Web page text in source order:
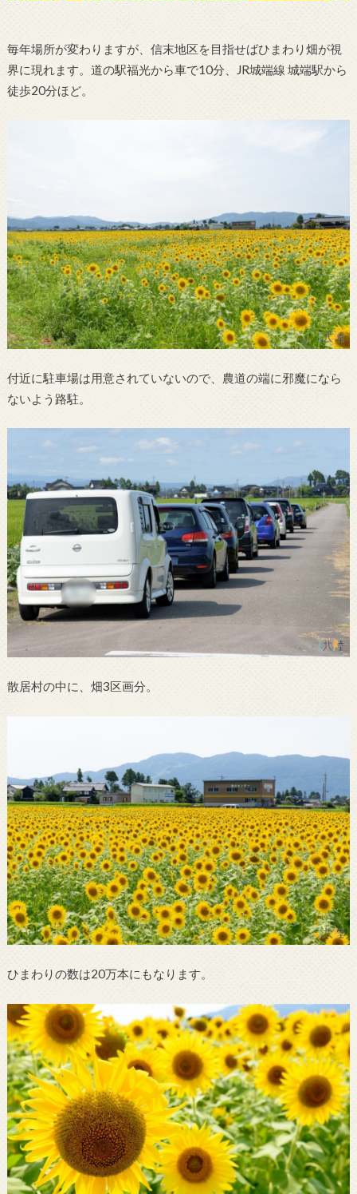
毎年場所が変わりますが、信末地区を目指せばひまわり畑が視
界に現れます。道の駅福光から車で10分、JR城端線 城端駅から
徒歩20分ほど。
付近に駐車場は用意されていないので、農道の端に邪魔になら
ないよう路駐。
散居村の中に、畑3区画分。
ひまわりの数は20万本にもなります。